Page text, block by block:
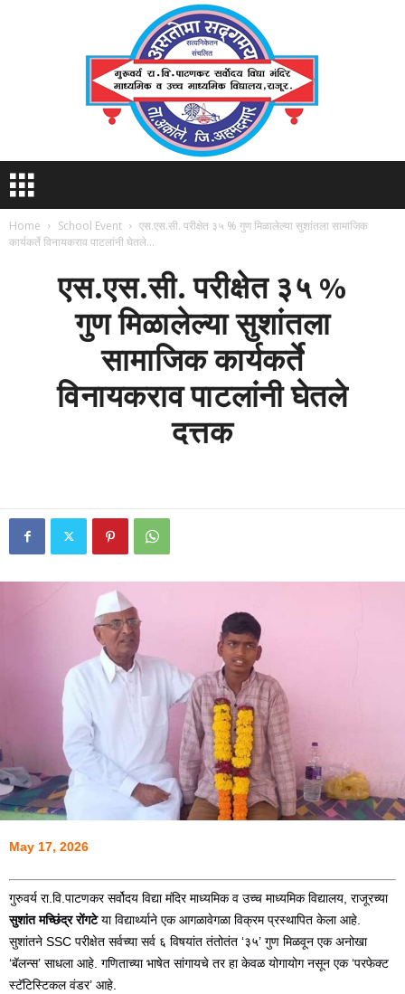
M
Home School Event
एस.एस.सी. परीक्षेत ३५ % गुण मिळालेल्या सुशांतला सामाजिक
कार्यकर्ते विनायकराव पाटलांनी घेतले...
एस.एस.सी. परीक्षेत ३५ %
गुण मिळालेल्या सुशांतला
सामाजिक कार्यकर्ते
विनायकराव पाटलांनी घेतले
दत्तक
May 17, 2026
गुरुवर्य रा.वि.पाटणकर सर्वोदय विद्या मंदिर माध्यमिक व उच्च माध्यमिक विद्यालय, राजूरच्या
सुशांत मच्छिंद्र रोंगटेया विद्यार्थ्याने एक आगळावेगळा विक्रम प्रस्थापित केला आहे.
सुशांतने SSC परीक्षेत सर्वच्या सर्व ६ विषयांत तंतोतंत ‘३५’ गुण मिळवून एक अनोखा
‘बॅलन्स’ साधला आहे. गणिताच्या भाषेत सांगायचे तर हा केवळ योगायोग नसून एक ‘परफेक्ट
स्टॅटिस्टिकल वंडर’ आहे.